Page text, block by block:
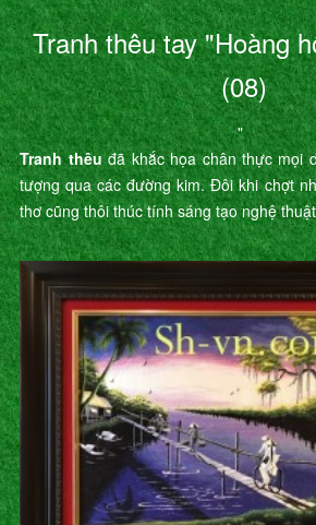
Tranh thêu tay "Hoàng
(08)
"
Tranh thêuđã khắc họa chân thực mọi
tượng qua các đường kim. Đôi khi chợt
thơ cũng thôi thúc tính sáng tạo nghệ